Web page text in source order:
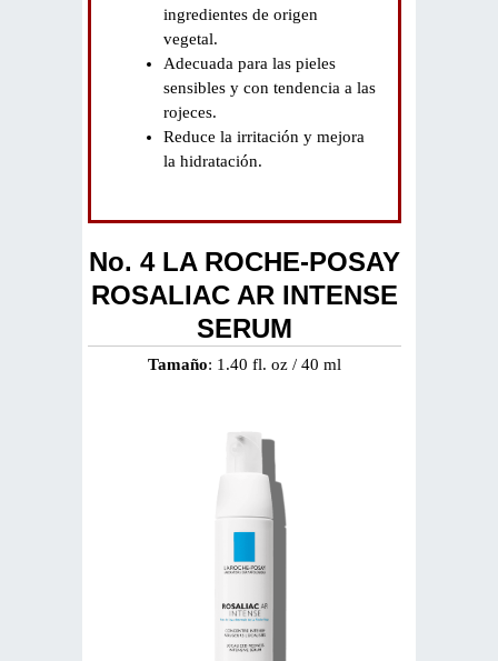
ingredientes de origen
vegetal.
Adecuada para las pieles
sensibles y con tendencia a las
rojeces.
Reduce la irritación y mejora
la hidratación.
No. 4 LA ROCHE-POSAY
ROSALIAC AR INTENSE
SERUM
Tamaño: 1.40 fl. oz / 40 ml